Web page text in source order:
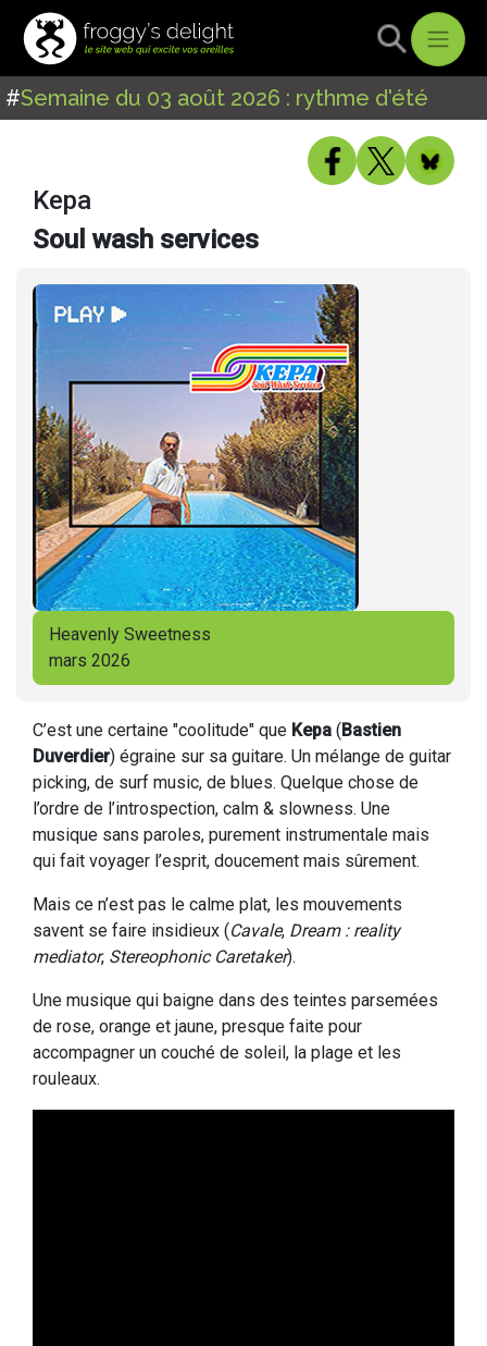
#Semaine du 03 août 2026 : rythme d'été
Kepa
Soul wash services
Heavenly Sweetness
mars 2026
C’est une certaine "coolitude" que Kepa (Bastien
Duverdier) égraine sur sa guitare. Un mélange de guitar
picking, de surf music, de blues. Quelque chose de
l’ordre de l’introspection, calm & slowness. Une
musique sans paroles, purement instrumentale mais
qui fait voyager l’esprit, doucement mais sûrement.
Mais ce n’est pas le calme plat, les mouvements
savent se faire insidieux (Cavale, Dream : reality
mediator, Stereophonic Caretaker).
Une musique qui baigne dans des teintes parsemées
de rose, orange et jaune, presque faite pour
accompagner un couché de soleil, la plage et les
rouleaux.